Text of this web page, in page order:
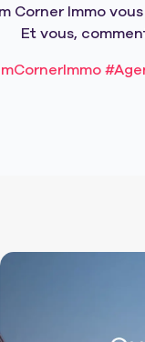
Corner Immo
Et vous,